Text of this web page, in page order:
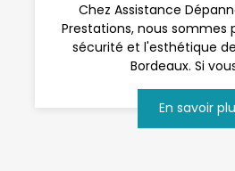
Chez Assistance
Prestations, nous sommes
sécurité et l'esthétique
Bordeaux. Si
En savoir